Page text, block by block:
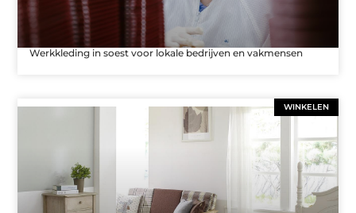
Werkkleding in soest voor lokale bedrijven en vakmensen
WINKELEN